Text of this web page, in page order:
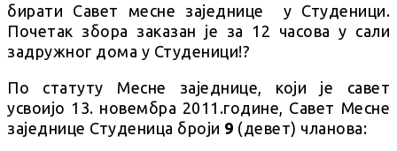
бирати Савет месне заједнице у Студеници.
Почетак збора заказан је за 12 часова у сали
задружног дома у Студеници!?
По статуту Месне заједнице, који је савет
усвоијо 13. новембра 2011.године, Савет Месне
заједнице Студеница броји 9 (девет) чланова: